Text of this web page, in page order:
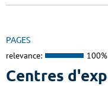
PAGES
relevance: 100%
Centres